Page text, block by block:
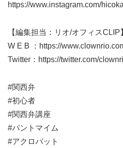
https://www.instagram.com/
【編集担当：リオ/オフィスCLIP
W E B ：https://
Twitter：https://twitter.com/
#関西弁
#初心者
#関西弁講座
#パントマイム
#アクロバット